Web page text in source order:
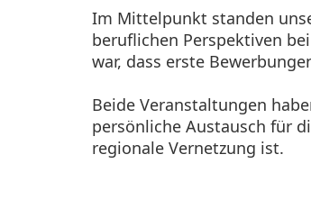
Im Mittelpunkt standen
beruflichen Perspektiven
war, dass erste
Beide Veranstaltungen
persönliche Austausch für
regionale Vernetzung ist.